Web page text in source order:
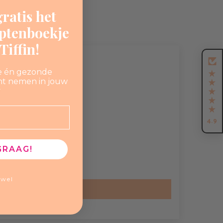
4.9
het
én gezonde
nemen in jouw